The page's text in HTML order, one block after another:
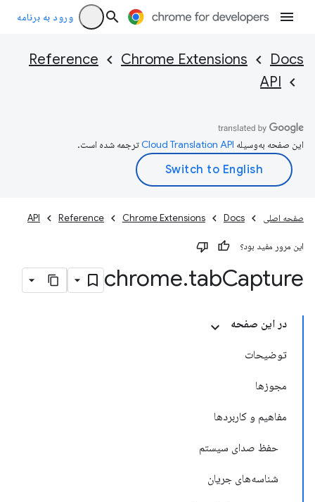
ورود به برنامه
Docs
Chrome Extensions
Reference
API
این صفحه به‌وسیله ترجمه شده است.
صفحه اصلی Docs
Chrome Extensions
Reference
API
این مرور مفید بود؟
chrome.tabCapture
در این صفحه
توضیحات
مجوزها
مفاهیم و کاربردها
حفظ صدای سیستم
شناسه‌های جریان